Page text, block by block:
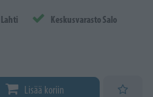
Lahti Keskusvarasto Salo
Lisää koriin